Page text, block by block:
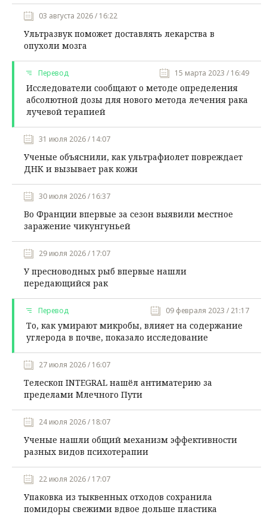
03 августа 2026 / 16:22
Ультразвук поможет доставлять лекарства в
опухоли мозга
Перевод 15 марта 2023 / 16:49
Исследователи сообщают о методе определения
абсолютной дозы для нового метода лечения рака
лучевой терапией
31 июля 2026 / 14:07
Ученые объяснили, как ультрафиолет повреждает
ДНК и вызывает рак кожи
30 июля 2026 / 16:37
Во Франции впервые за сезон выявили местное
заражение чикунгуньей
29 июля 2026 / 17:07
У пресноводных рыб впервые нашли
передающийся рак
Перевод 09 февраля 2023 / 21:17
То, как умирают микробы, влияет на содержание
углерода в почве, показало исследование
27 июля 2026 / 16:07
Телескоп INTEGRAL нашёл антиматерию за
пределами Млечного Пути
24 июля 2026 / 18:07
Ученые нашли общий механизм эффективности
разных видов психотерапии
22 июля 2026 / 17:07
Упаковка из тыквенных отходов сохранила
помидоры свежими вдвое дольше пластика